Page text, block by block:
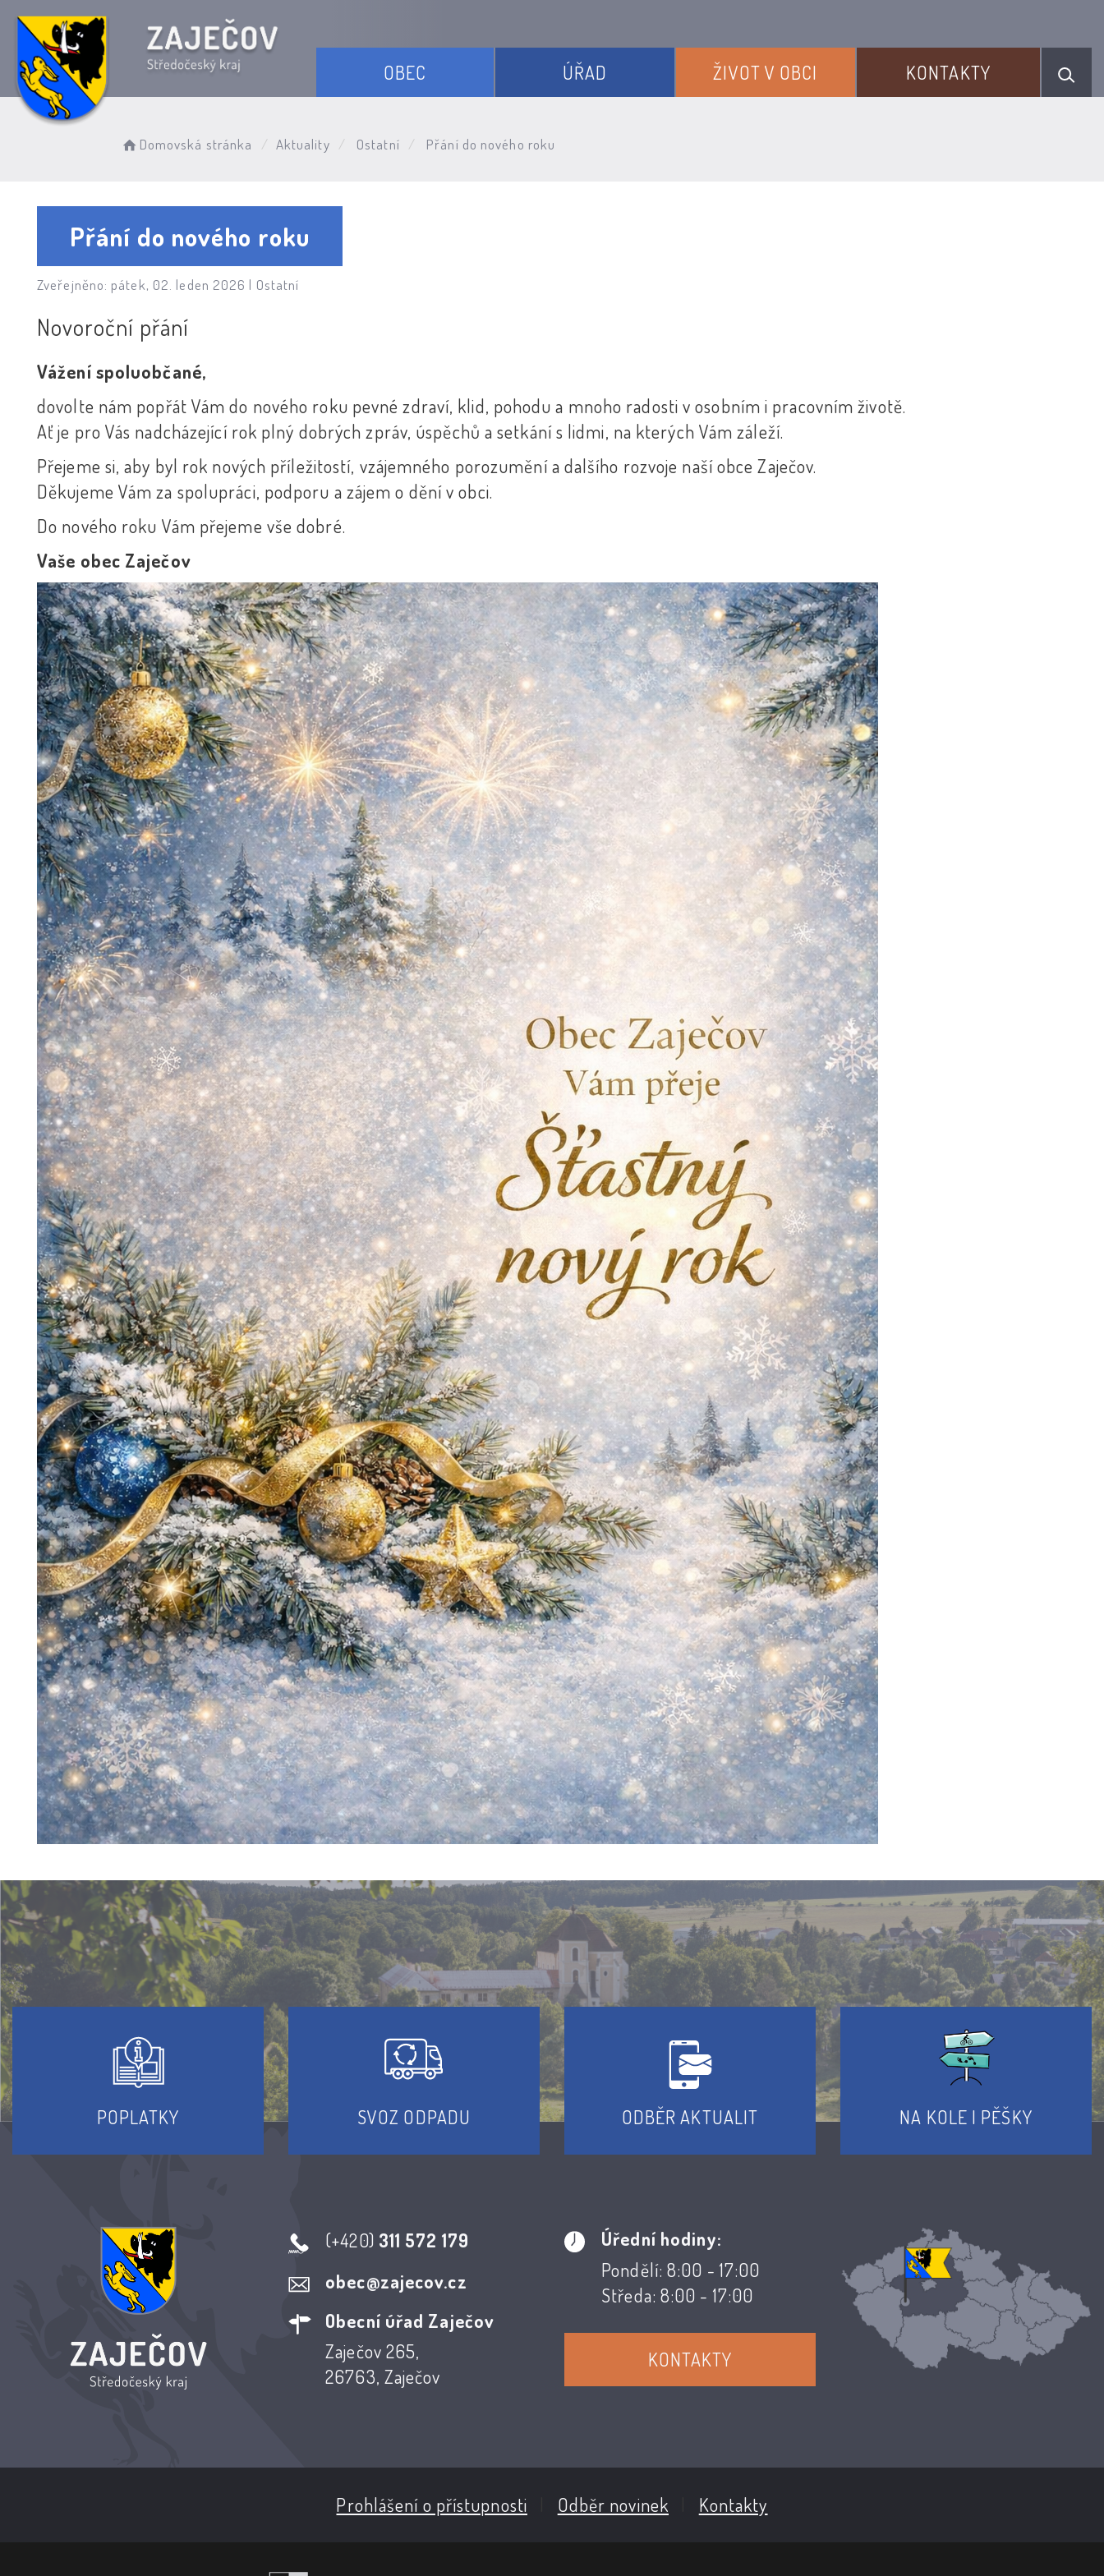
OBEC ÚŘAD ŽIVOT V OBCI KONTAKTY
Domovská stránka Aktuality Ostatní Přání do nového roku
Přání do nového roku
Zveřejněno: pátek, 02. leden 2026 | Ostatní
Novoroční přání
Vážení spoluobčané,
dovolte nám popřát Vám do nového roku pevné zdraví, klid, pohodu a mnoho radosti v osobním i pracovním životě.
Ať je pro Vás nadcházející rok plný dobrých zpráv, úspěchů a setkání s lidmi, na kterých Vám záleží.
Přejeme si, aby byl rok nových příležitostí, vzájemného porozumění a dalšího rozvoje naší obce Zaječov.
Děkujeme Vám za spolupráci, podporu a zájem o dění v obci.
Do nového roku Vám přejeme vše dobré.
Vaše obec Zaječov
POPLATKY SVOZ ODPADU ODBĚR AKTUALIT NA KOLE I PĚŠKY
(+420) 311 572 179
obec@zajecov.cz
Obecní úřad Zaječov
Zaječov 265,
26763, Zaječov
Úřední hodiny:
Pondělí: 8:00 - 17:00
Středa: 8:00 - 17:00
KONTAKTY
Prohlášení o přístupnosti Odběr novinek Kontakty